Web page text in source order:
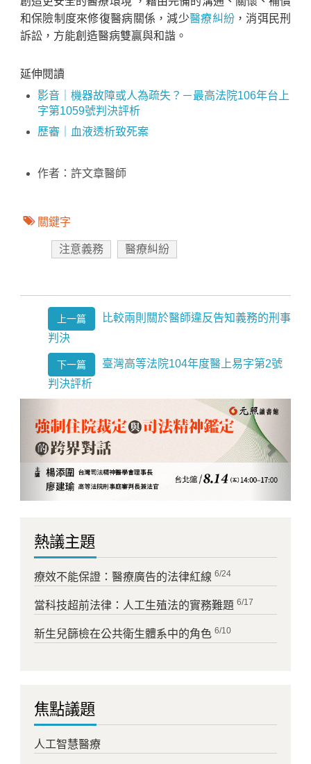
和保險制度來修復醫病關係，減少醫療糾紛 ，消弭民刑
訴訟，方能創造醫病雙贏與和諧。
延伸閱讀
影音｜機器故障或人為疏失？－最高法院106年台上
字第1059號判決評析
歷審｜血液透析致死案
作者：許文章醫師
關鍵字
注意義務 醫療糾紛
上一篇
比較兩則關於醫師違反告知義務的刑事
判決
下一篇
臺灣高等法院104年度醫上易字第2號
判決評析
Next
熱議主題
療效不能保證：醫療廣告的法律紅線 6/24
當科技超前法律：人工生殖法的實務難題 6/17
新生兒篩檢在公共衛生體系中的角色 6/10
焦點議題
人工智慧醫療